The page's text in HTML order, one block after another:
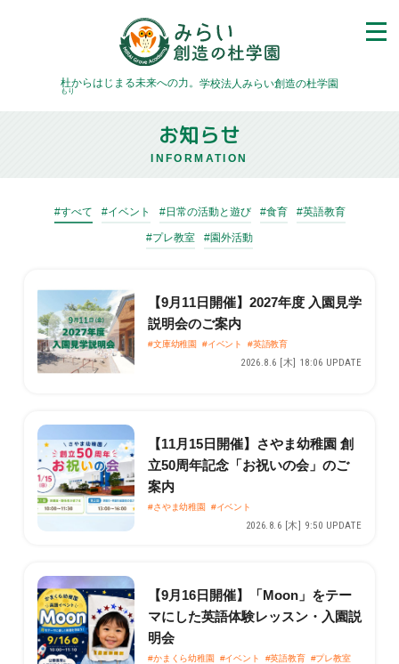
杜
もり
からはじまる未来への力。 学校法人みらい創造の杜学園
お知らせ
INFORMATION
#すべて #イベント #日常の活動と遊び #食育 #英語教育
#プレ教室 #園外活動
【9月11日開催】2027年度 入園見学
説明会のご案内
#文庫幼稚園 #イベント #英語教育
2026.8.6 [木] 18:06 UPDATE
【11月15日開催】さやま幼稚園 創
立50周年記念「お祝いの会」のご
案内
#さやま幼稚園 #イベント
2026.8.6 [木] 9:50 UPDATE
【9月16日開催】「Moon」をテー
マにした英語体験レッスン・入園説
明会
#かまくら幼稚園 #イベント #英語教育 #プレ教室